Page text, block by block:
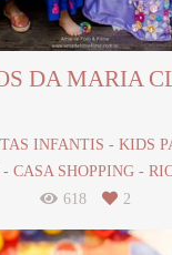
DA MARIA
INFANTIS - KIDS
CASA SHOPPING -
618
2